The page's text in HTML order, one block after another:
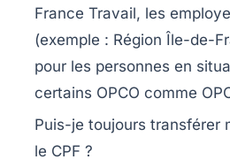
France Travail, les
(exemple : Région Île-de-
pour les personnes en
certains OPCO comme
Puis-je toujours transférer
le CPF ?